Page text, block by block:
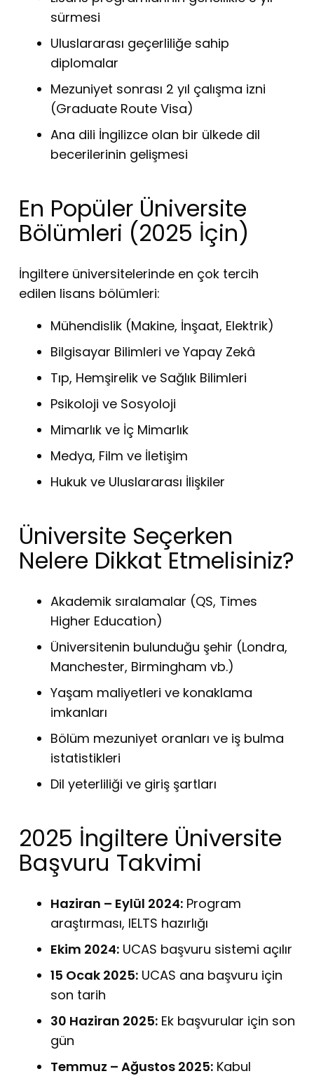
sürmesi
Uluslararası geçerliliğe sahip
diplomalar
Mezuniyet sonrası 2 yıl çalışma izni
(Graduate Route Visa)
Ana dili İngilizce olan bir ülkede dil
becerilerinin gelişmesi
En Popüler Üniversite
Bölümleri (2025 İçin)
İngiltere üniversitelerinde en çok tercih
edilen lisans bölümleri:
Mühendislik (Makine, İnşaat, Elektrik)
Bilgisayar Bilimleri ve Yapay Zekâ
Tıp, Hemşirelik ve Sağlık Bilimleri
Psikoloji ve Sosyoloji
Mimarlık ve İç Mimarlık
Medya, Film ve İletişim
Hukuk ve Uluslararası İlişkiler
Üniversite Seçerken
Nelere Dikkat Etmelisiniz?
Akademik sıralamalar (QS, Times
Higher Education)
Üniversitenin bulunduğu şehir (Londra,
Manchester, Birmingham vb.)
Yaşam maliyetleri ve konaklama
imkanları
Bölüm mezuniyet oranları ve iş bulma
istatistikleri
Dil yeterliliği ve giriş şartları
2025 İngiltere Üniversite
Başvuru Takvimi
Haziran – Eylül 2024: Program
araştırması, IELTS hazırlığı
Ekim 2024: UCAS başvuru sistemi açılır
15 Ocak 2025: UCAS ana başvuru için
son tarih
30 Haziran 2025: Ek başvurular için son
gün
Temmuz – Ağustos 2025: Kabul